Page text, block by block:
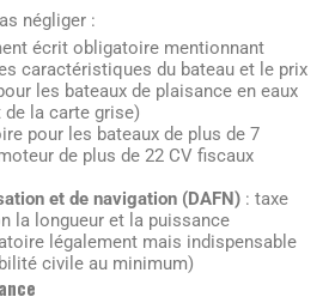
négliger :
écrit obligatoire mentionnant
caractéristiques du bateau et le prix
les bateaux de plaisance en eaux
la carte grise)
pour les bateaux de plus de 7
de plus de 22 CV fiscaux
et de navigation (DAFN) : taxe
la longueur et la puissance
légalement mais indispensable
civile au minimum)